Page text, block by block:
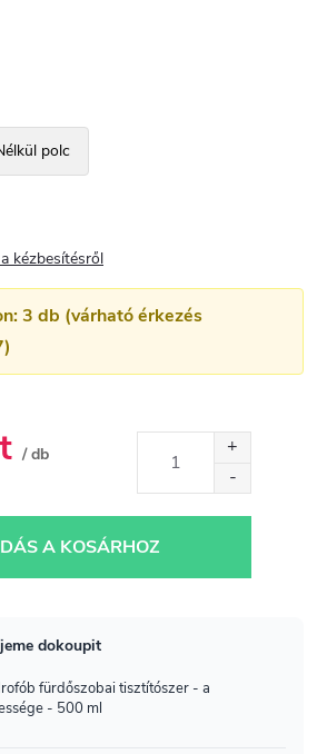
kézbesítésről
3 db (várható érkezés
/ db
A KOSÁRHOZ